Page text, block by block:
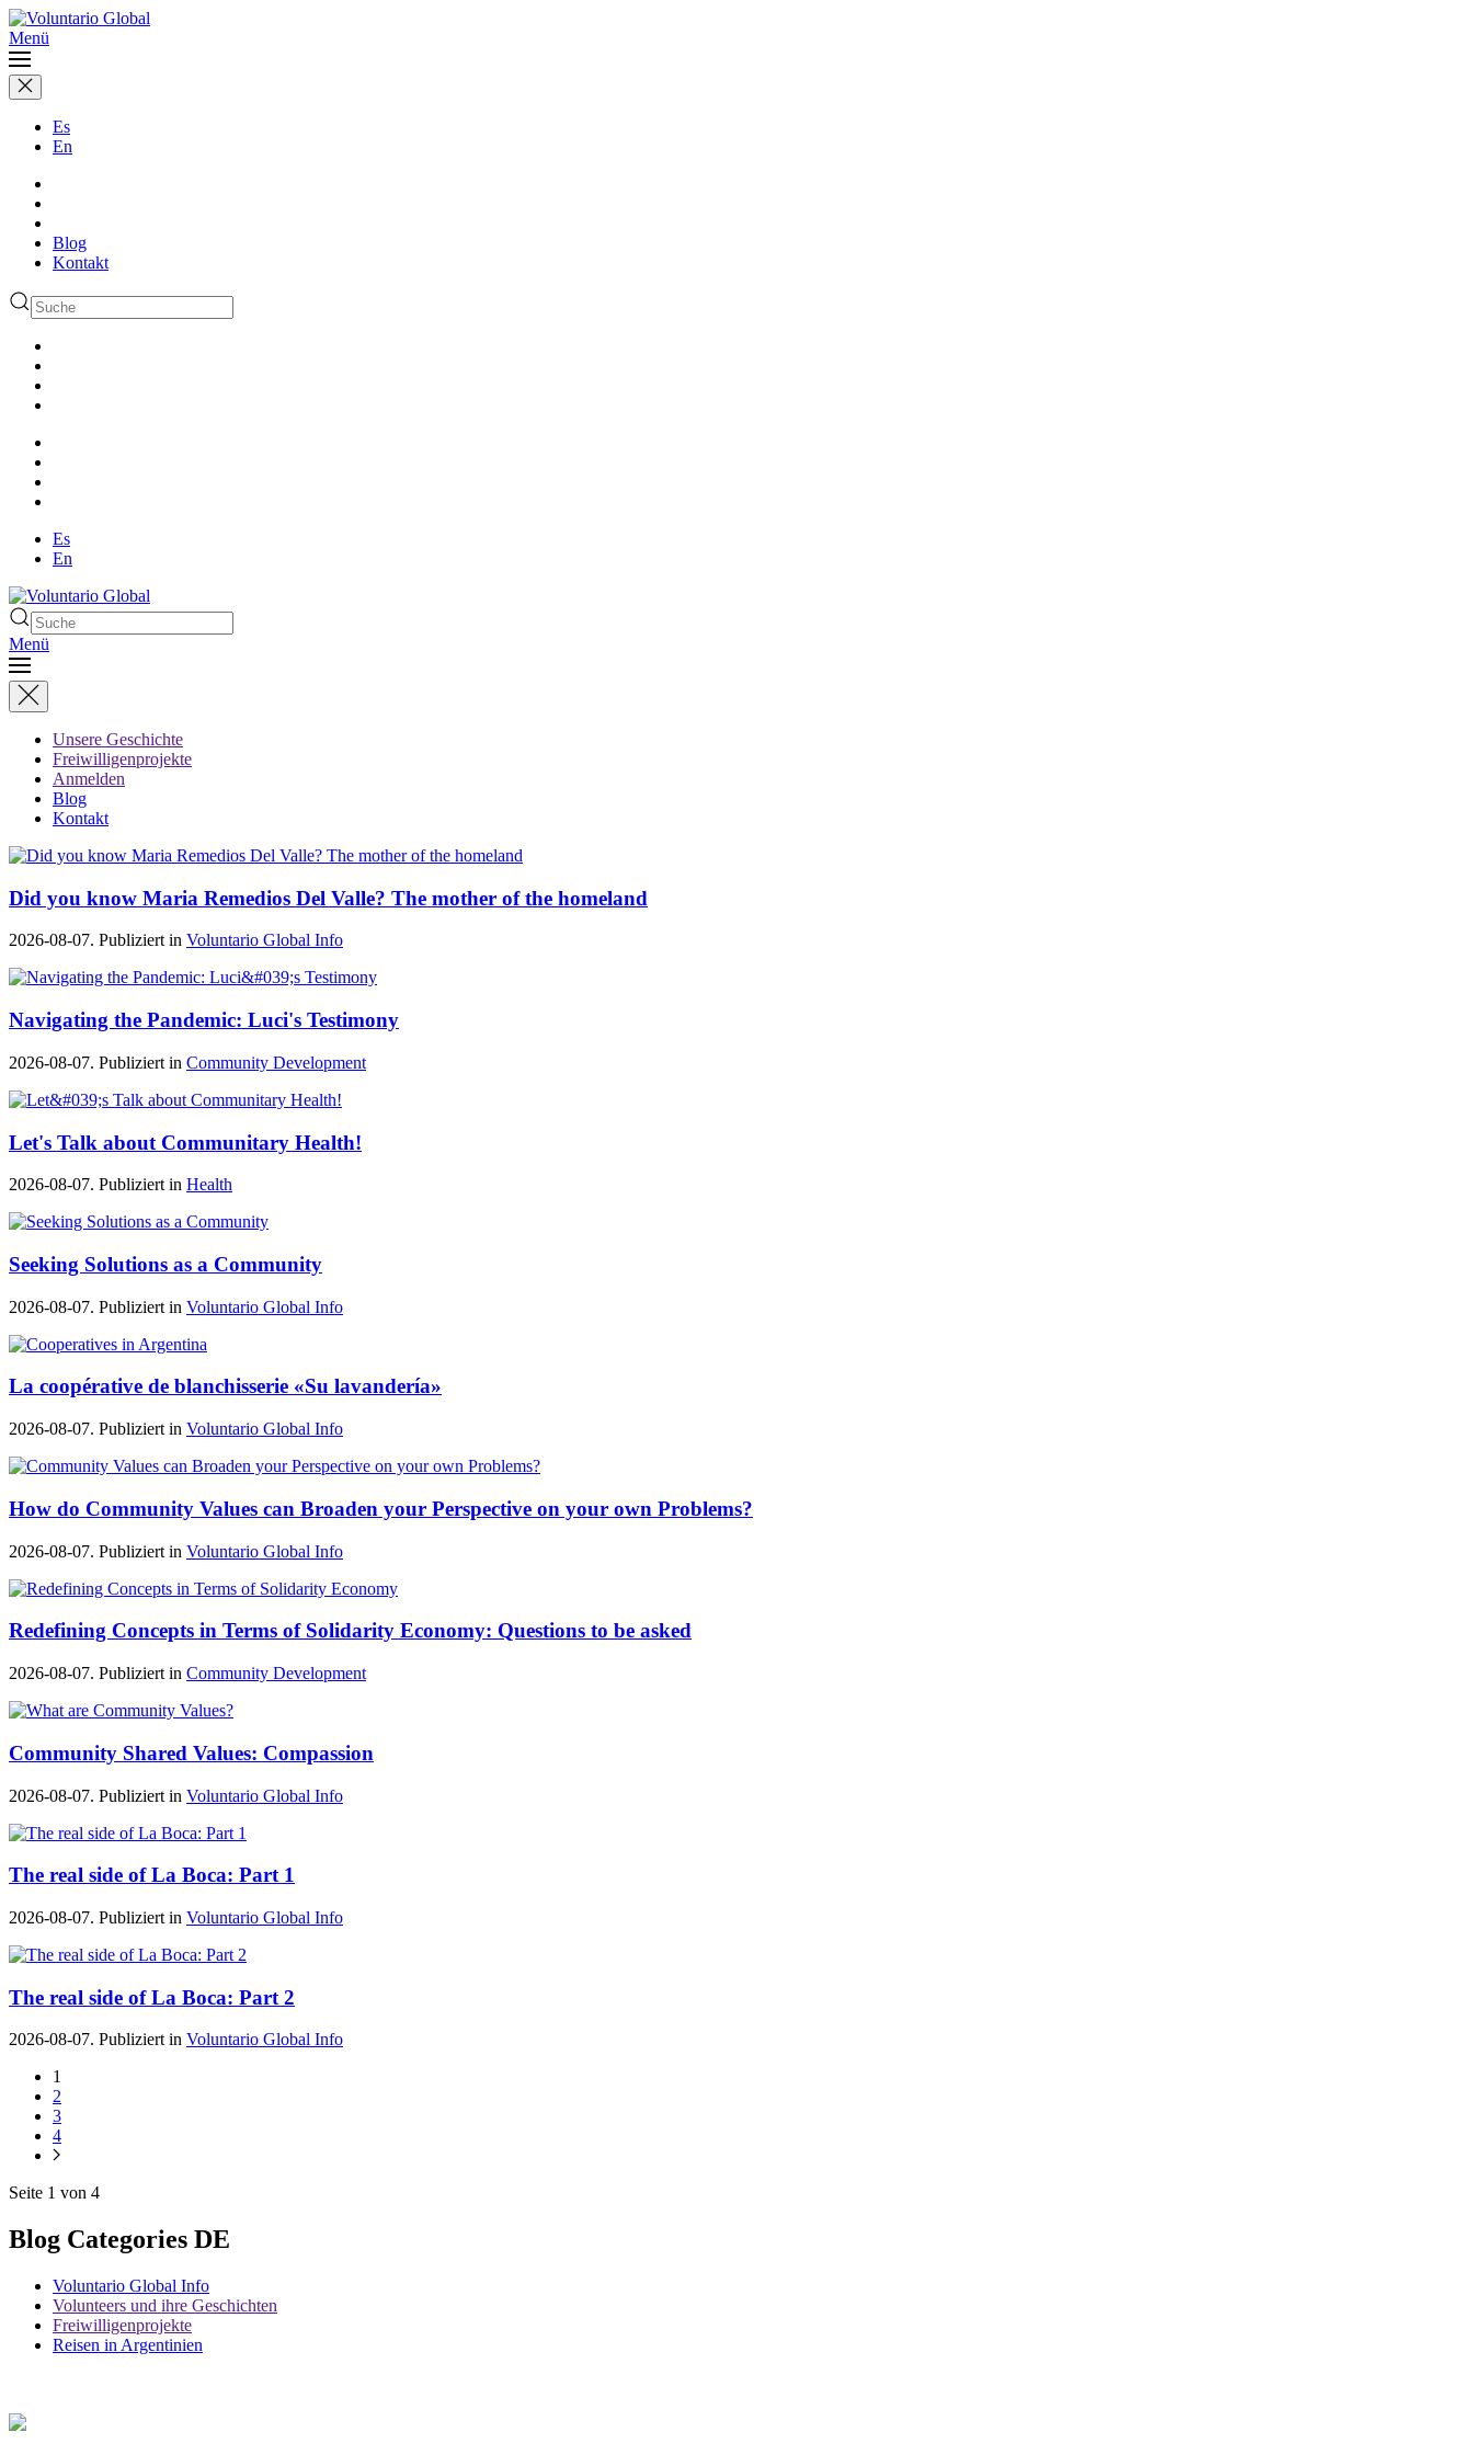
Menü
Es
En
Blog
Kontakt
Es
En
Menü
Unsere Geschichte
Freiwilligenprojekte
Anmelden
Blog
Kontakt
Did you know Maria Remedios Del Valle? The mother of the homeland
2026-08-07. Publiziert in Voluntario Global Info
Navigating the Pandemic: Luci's Testimony
2026-08-07. Publiziert in Community Development
Let's Talk about Communitary Health!
2026-08-07. Publiziert in Health
Seeking Solutions as a Community
2026-08-07. Publiziert in Voluntario Global Info
La coopérative de blanchisserie «Su lavandería»
2026-08-07. Publiziert in Voluntario Global Info
How do Community Values can Broaden your Perspective on your own Problems?
2026-08-07. Publiziert in Voluntario Global Info
Redefining Concepts in Terms of Solidarity Economy: Questions to be asked
2026-08-07. Publiziert in Community Development
Community Shared Values: Compassion
2026-08-07. Publiziert in Voluntario Global Info
The real side of La Boca: Part 1
2026-08-07. Publiziert in Voluntario Global Info
The real side of La Boca: Part 2
2026-08-07. Publiziert in Voluntario Global Info
1
2
3
4
Seite 1 von 4
Blog Categories DE
Voluntario Global Info
Volunteers und ihre Geschichten
Freiwilligenprojekte
Reisen in Argentinien